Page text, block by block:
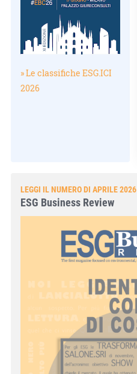
» Le classifiche ESG.ICI
2026
LEGGI IL NUMERO DI APRILE 2026
ESG Business Review